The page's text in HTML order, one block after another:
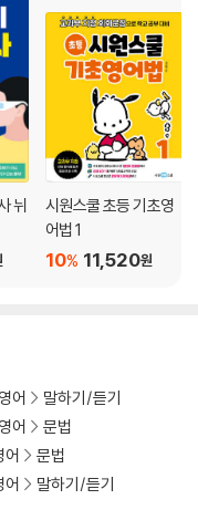
뉘
시원스쿨 초등 기초영
어법 1
11,520원
10%
어
말하기/듣기
어
문법
어
문법
어 말하기/듣기